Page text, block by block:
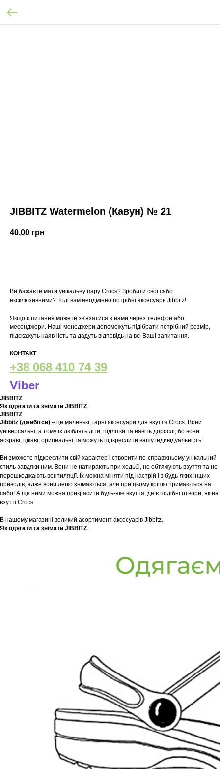
JIBBITZ Watermelon (Кавун) № 21
40,00 грн
Ви бажаєте мати унікальну пару Crocs? Зробити свої сабо
ексклюзивними? Тоді вам неодмінно потрібні аксесуари Jibbitz!
Якщо є питання можете зв'язатися з нами через телефон або
месенджери. Наші менеджери допоможуть підібрати потрібний розмір,
підскажуть наявність та дадуть відповідь на всі Ваші запитання.
КОНТАКТ
+38 068 410 74 39
Viber
JIBBITZ
Як одягати та знімати JIBBITZ
JIBBITZ
Jibbitz (джибітси) – це маленькі, гарні аксесуари для взуття Crocs. Вони
універсальні, а тому їх люблять діти, підлітки та навіть дорослі, бо вони
яскраві, цікаві, оригінальні та можуть підкреслити вашу індивідуальність.
Ви зможете підкреслити свій характер і створити по-справжньому унікальний
стиль завдяки ним. Вони не натирають при ходьбі, не обтяжують взуття та не
перешкоджають вентиляції. Їх можна міняти під настрій і з будь-яких інших
приводів, адже вони легко знімаються, але при цьому кріпко тримаються на
сабо! А ще ними можна прикрасити будь-яке взуття, де є подібні отвори, як на
взутті Crocs.
В нашому магазині великий асортимент аксесуарів Jibbitz.
Як одягати та знімати JIBBITZ